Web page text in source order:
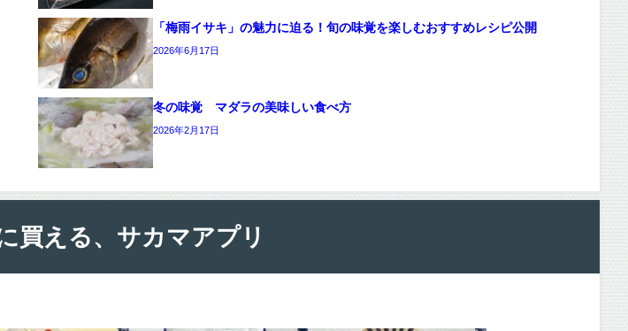
「梅雨イサキ」の魅力に迫る！旬の味覚を楽しむおすすめレシピ公開
2026年6月17日
冬の味覚 マダラの美味しい食べ方
2026年2月17日
買える、サカマアプリ